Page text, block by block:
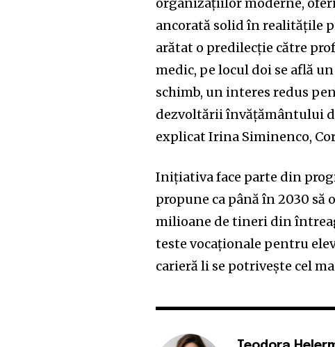
organizațiilor moderne,
ancorată solid în realitățile
arătat o predilecție către
medic, pe locul doi se află
schimb, un interes redus
dezvoltării învățământului
explicat Irina Siminenco,
Inițiativa face parte din
propune ca până în 2030 să
milioane de tineri din
teste vocaționale pentru
carieră li se potrivește cel